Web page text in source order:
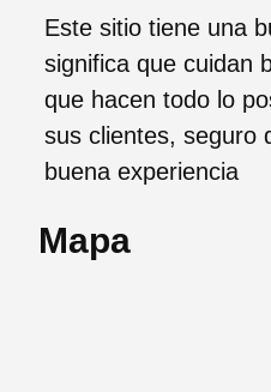
Este sitio tiene una
significa que cuidan
que hacen todo lo
sus clientes, seguro
buena experiencia
Mapa